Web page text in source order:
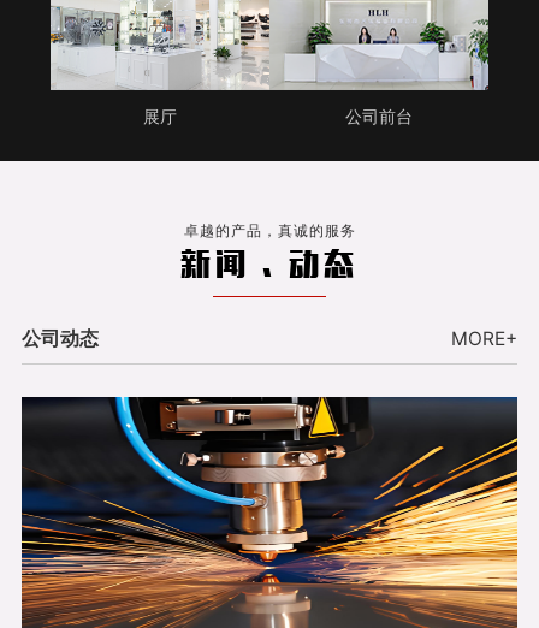
展厅 公司前台
卓越的产品，真诚的服务
新闻 . 动态
公司动态 MORE+